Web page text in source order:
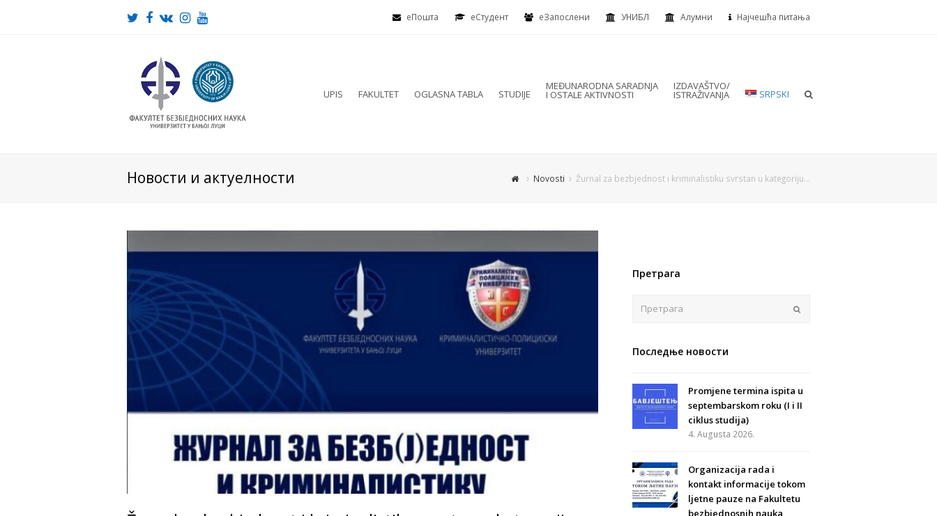
еПошта eСтудент еЗапослени УНИБЛ Алумни Најчешћа питања
Twitter
Facebook
VKInstagram
Youtube
UPIS FAKULTET OGLASNA TABLA STUDIJE
MEĐUNARODNA SARADNJA
I OSTALE AKTIVNOSTI
IZDAVAŠTVO/
ISTRAŽIVANJA SRPSKI
Новости и актуелности Novosti Žurnal za bezbjednost i kriminalistiku svrstan u kategoriju…
Претрага
Последње новости
Promjene termina ispita u
septembarskom roku (I i II
ciklus studija)
4. Augusta 2026.
Organizacija rada i
kontakt informacije tokom
ljetne pauze na Fakultetu
bezbjednosnih nauka